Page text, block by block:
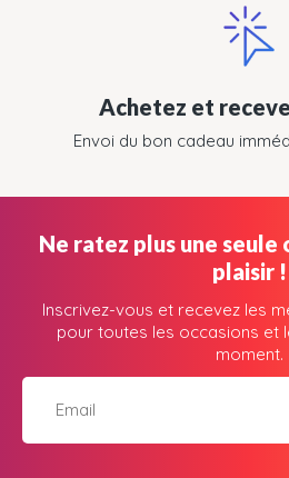
Achetez et
Envoi du bon cadeau
Ne ratez plus une seule
plaisir !
Inscrivez-vous et recevez les
pour toutes les occasions et
moment.